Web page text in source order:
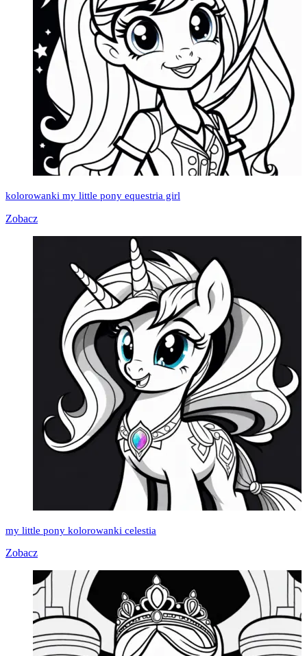
kolorowanki my little pony equestria girl
Zobacz
my little pony kolorowanki celestia
Zobacz